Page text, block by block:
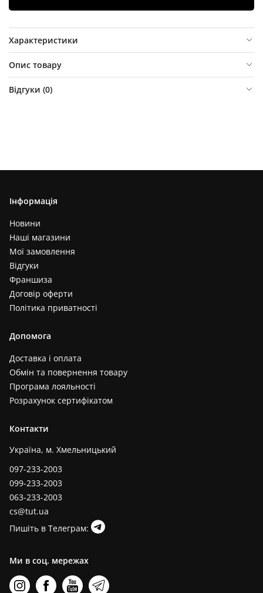
Характеристики
Опис товару
Відгуки (0)
Інформація
Новини
Наші магазини
Мої замовлення
Відгуки
Франшиза
Договір оферти
Політика приватності
Допомога
Доставка і оплата
Обмін та повернення товару
Програма лояльності
Розрахунок сертифікатом
Контакти
Україна, м. Хмельницький
097-233-2003
099-233-2003
063-233-2003
cs@tut.ua
Пишіть в Телеграм:
Ми в соц. мережах